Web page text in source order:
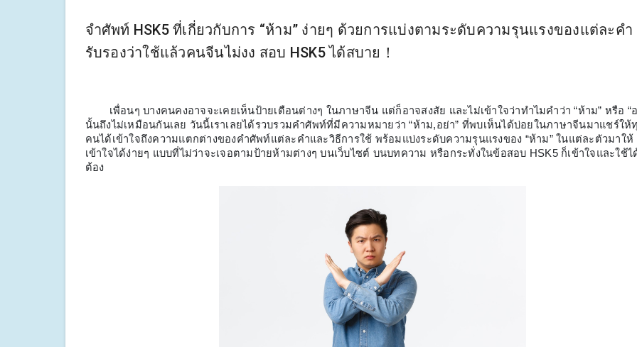
จำศัพท์ HSK5 ที่เกี่ยวกับการ “ห้าม” ง่ายๆ ด้วยการแบ่งตามระดับความรุนแรงของแต่ละคำ
รับรองว่าใช้แล้วคนจีนไม่งง สอบ HSK5 ได้สบาย！
เพื่อนๆ บางคนคงอาจจะเคยเห็นป้ายเตือนต่างๆ ในภาษาจีน แต่ก็อาจสงสัย และไม่เข้าใจว่าทำไมคำว่า “ห้าม” หรือ “
นั้นถึงไม่เหมือนกันเลย วันนี้เราเลยได้รวบรวมคำศัพท์ที่มีความหมายว่า “ห้าม,อย่า” ที่พบเห็นได้บ่อยในภาษาจีนมาแชร์ให้
คนได้เข้าใจถึงความแตกต่างของคำศัพท์แต่ละคำและวิธีการใช้ พร้อมแบ่งระดับความรุนแรงของ “ห้าม” ในแต่ละตัวมาให้
เข้าใจได้ง่ายๆ แบบที่ไม่ว่าจะเจอตามป้ายห้ามต่างๆ บนเว็บไซต์ บนบทความ หรือกระทั่งในข้อสอบ HSK5 ก็เข้าใจและใช้ไ
ต้อง